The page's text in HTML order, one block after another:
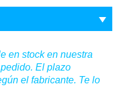
en stock en nuestra
El plazo
el fabricante. Te lo